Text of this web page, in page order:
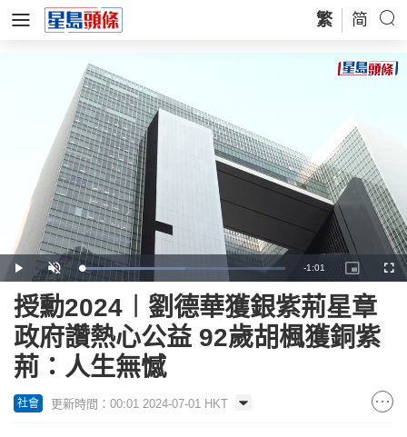
繁 简
Play Unmute Loaded:
50.76%
Remaining
Time
-1:01
Picture-
in-
授勳2024︱劉德華獲銀紫荊星章
政府讚熱心公益 92歲胡楓獲銅紫
荊：人生無憾
社會 更新時間：00:01 2024-07-01 HKT